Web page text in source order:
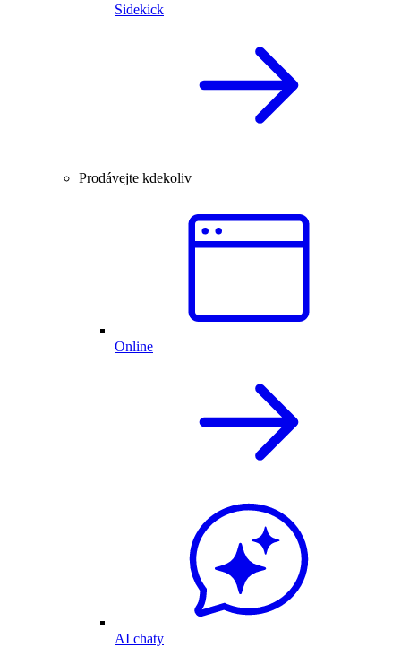
Sidekick
Prodávejte kdekoliv
Online
AI chaty